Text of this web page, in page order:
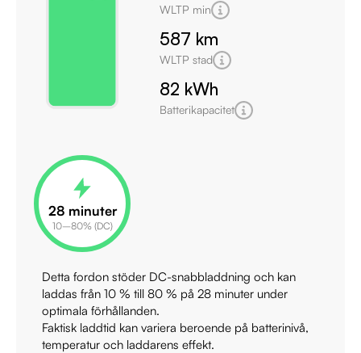
WLTP min
587 km
WLTP stad
82 kWh
Batterikapacitet
28 minuter
10–80% (DC)
Detta fordon stöder DC-snabbladdning och kan
laddas från 10 % till 80 % på 28 minuter under
optimala förhållanden.
Faktisk laddtid kan variera beroende på batterinivå,
temperatur och laddarens effekt.